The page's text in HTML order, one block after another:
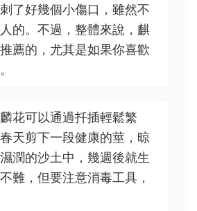
了好幾個小傷口，雖然不
的。不過，整體來說，麒
薦的，尤其是如果你喜歡
花可以通過扦插輕鬆繁
天剪下一段健康的莖，晾
潤的沙土中，幾週後就生
難，但要注意消毒工具，